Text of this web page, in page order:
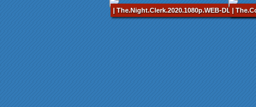
| The.Night.Clerk.2020.1080p.WEB- |